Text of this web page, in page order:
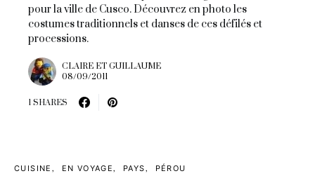
pour la ville de Cusco. Découvrez en photo les
costumes traditionnels et danses de ces défilés et
processions.
CLAIRE ET GUILLAUME
08/09/2011
1 SHARES
CUISINE EN VOYAGE PAYS PÉROU